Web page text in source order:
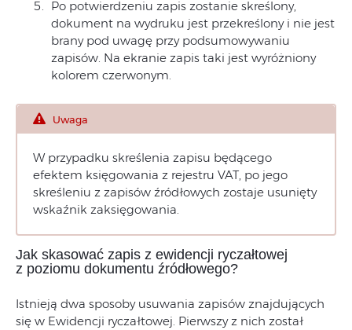
Po potwierdzeniu zapis zostanie skreślony,
dokument na wydruku jest przekreślony i nie jest
brany pod uwagę przy podsumowywaniu
zapisów. Na ekranie zapis taki jest wyróżniony
kolorem czerwonym.
Uwaga
W przypadku skreślenia zapisu będącego
efektem księgowania z rejestru VAT, po jego
skreśleniu z zapisów źródłowych zostaje usunięty
wskaźnik zaksięgowania.
Jak skasować zapis z ewidencji ryczałtowej
z poziomu dokumentu źródłowego?
Istnieją dwa sposoby usuwania zapisów znajdujących
się w Ewidencji ryczałtowej. Pierwszy z nich został